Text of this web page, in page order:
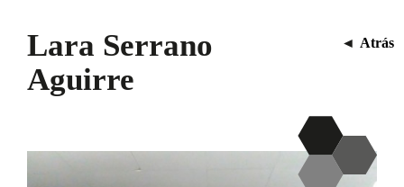
Lara Serrano
Aguirre
◄ Atrás